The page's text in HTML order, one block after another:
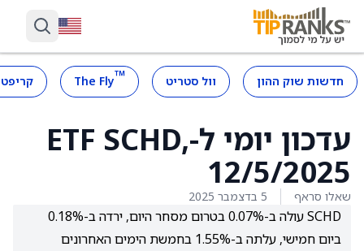
חדשות שוק ההון וול סטריט ™
The Fly
עדכון יומי ל-ETF SCHD,
12/5/2025
שאלו סראף 5 בדצמבר 2025
SCHD עולה ב-0.07% בטרום מסחר היום, ירדה ב-0.18%
ביום חמישי, עלתה ב-1.55% בחמשת הימים האחרונים